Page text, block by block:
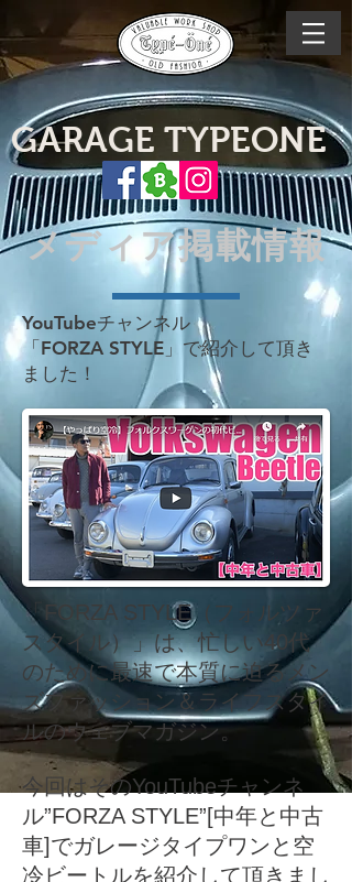
GARAGE TYPEONE
メディア掲載情報
​YouTubeチャンネル
「FORZA STYLE」で紹介して頂き
ました！
「FORZA STYLE（フォルツァ
スタイル）」は、忙しい40代
のために最速で本質に迫るメン
ズファッション＆ライフスタイ
ルのウェブマガジン。
今回はそのYouTubeチャンネ
ル”FORZA STYLE”[中年と中古
車]でガレージタイプワンと空
冷ビートルを紹介して頂きまし